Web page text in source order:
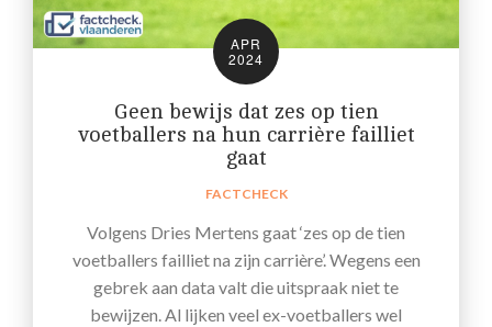
APR
2024
Geen bewijs dat zes op tien
voetballers na hun carrière failliet
gaat
FACTCHECK
Volgens Dries Mertens gaat ‘zes op de tien
voetballers failliet na zijn carrière’. Wegens een
gebrek aan data valt die uitspraak niet te
bewijzen. Al lijken veel ex-voetballers wel